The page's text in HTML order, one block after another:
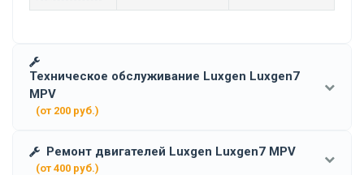
Техническое обслуживание Luxgen Luxgen7
MPV
(от 200 руб.)
Ремонт двигателей Luxgen Luxgen7 MPV
(от 400 руб.)